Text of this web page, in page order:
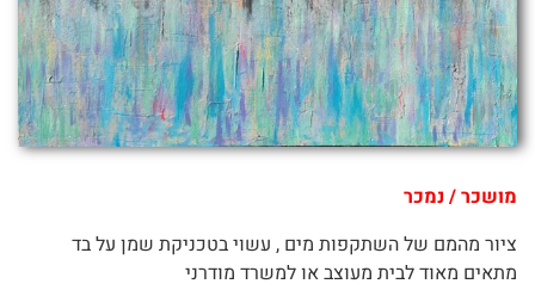
מושכר / נמכר
ציור מהמם של השתקפות מים , עשוי בטכניקת שמן על בד
מתאים מאוד לבית מעוצב או למשרד מודרני